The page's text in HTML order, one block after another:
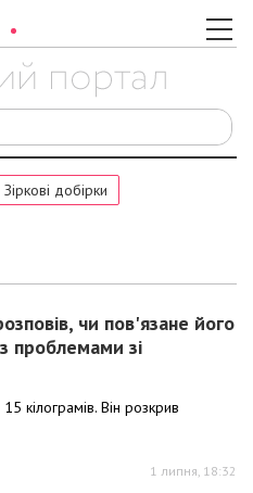
Зіркові добірки
чи пов'язане його
проблемами зі
кілограмів. Він розкрив
1 липня, 18:32